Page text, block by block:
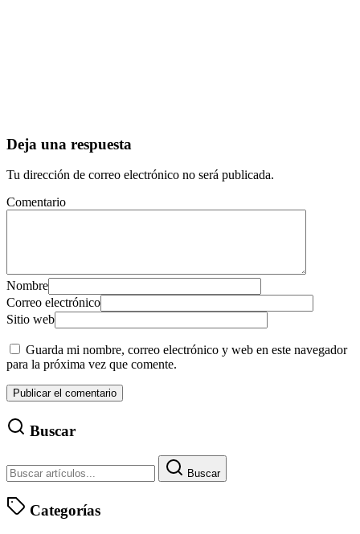
Deja una respuesta
Tu dirección de correo electrónico no será publicada.
Comentario
Nombre
Correo electrónico
Sitio web
Guarda mi nombre, correo electrónico y web en este navegador
para la próxima vez que comente.
Buscar
Buscar
Categorías